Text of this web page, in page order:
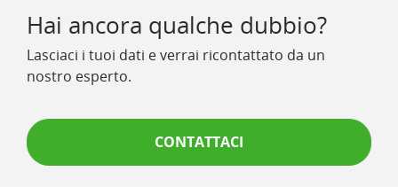
Hai ancora qualche dubbio?
Lasciaci i tuoi dati e verrai ricontattato da un
nostro esperto.
CONTATTACI